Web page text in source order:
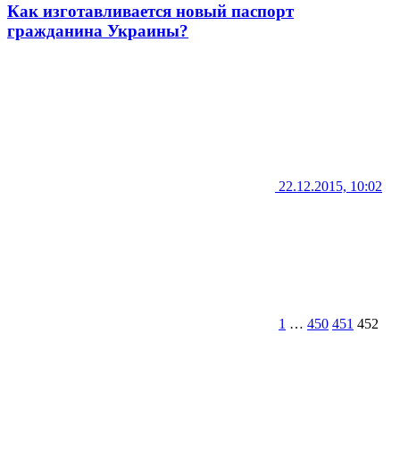
Как изготавливается новый паспорт
гражданина Украины?
22.12.2015, 10:02
1 … 450 451 452